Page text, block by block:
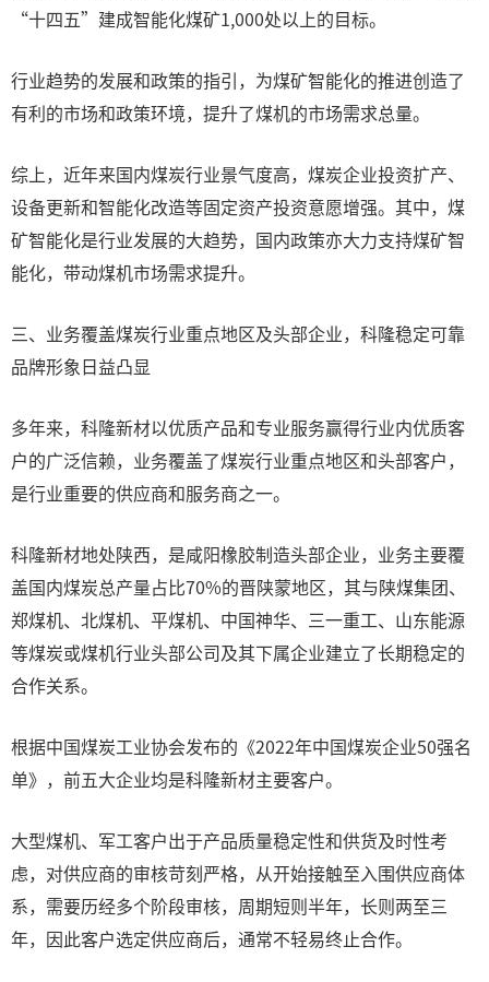
“十四五”建成智能化煤矿1,000处以上的目标。
行业趋势的发展和政策的指引，为煤矿智能化的推进创造了
有利的市场和政策环境，提升了煤机的市场需求总量。
综上，近年来国内煤炭行业景气度高，煤炭企业投资扩产、
设备更新和智能化改造等固定资产投资意愿增强。其中，煤
矿智能化是行业发展的大趋势，国内政策亦大力支持煤矿智
能化，带动煤机市场需求提升。
三、业务覆盖煤炭行业重点地区及头部企业，科隆稳定可靠
品牌形象日益凸显
多年来，科隆新材以优质产品和专业服务赢得行业内优质客
户的广泛信赖，业务覆盖了煤炭行业重点地区和头部客户，
是行业重要的供应商和服务商之一。
科隆新材地处陕西，是咸阳橡胶制造头部企业，业务主要覆
盖国内煤炭总产量占比70%的晋陕蒙地区，其与陕煤集团、
郑煤机、北煤机、平煤机、中国神华、三一重工、山东能源
等煤炭或煤机行业头部公司及其下属企业建立了长期稳定的
合作关系。
根据中国煤炭工业协会发布的《2022年中国煤炭企业50强名
单》，前五大企业均是科隆新材主要客户。
大型煤机、军工客户出于产品质量稳定性和供货及时性考
虑，对供应商的审核苛刻严格，从开始接触至入围供应商体
系，需要历经多个阶段审核，周期短则半年，长则两至三
年，因此客户选定供应商后，通常不轻易终止合作。